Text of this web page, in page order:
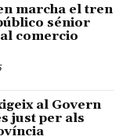
marcha el tren
sénior
comercio
al Govern
just per als